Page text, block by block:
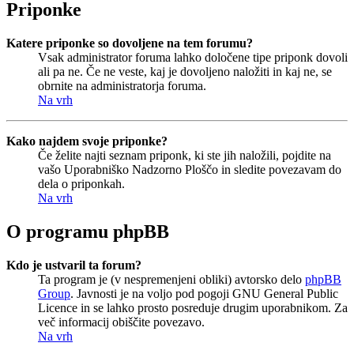
Priponke
Katere priponke so dovoljene na tem forumu?
Vsak administrator foruma lahko določene tipe priponk dovoli
ali pa ne. Če ne veste, kaj je dovoljeno naložiti in kaj ne, se
obrnite na administratorja foruma.
Na vrh
Kako najdem svoje priponke?
Če želite najti seznam priponk, ki ste jih naložili, pojdite na
vašo Uporabniško Nadzorno Ploščo in sledite povezavam do
dela o priponkah.
Na vrh
O programu phpBB
Kdo je ustvaril ta forum?
Ta program je (v nespremenjeni obliki) avtorsko delo phpBB
Group. Javnosti je na voljo pod pogoji GNU General Public
Licence in se lahko prosto posreduje drugim uporabnikom. Za
več informacij obiščite povezavo.
Na vrh